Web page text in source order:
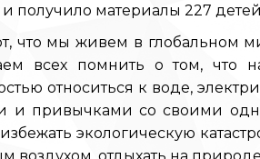
получило материалы 227
что мы живем в глобальном
всех помнить о том, что
относиться к воде,
и привычками со своими
экологическую